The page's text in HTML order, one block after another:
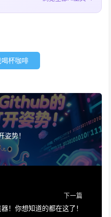
喝杯咖啡
势！
下一篇
！你想知道的都在这了！